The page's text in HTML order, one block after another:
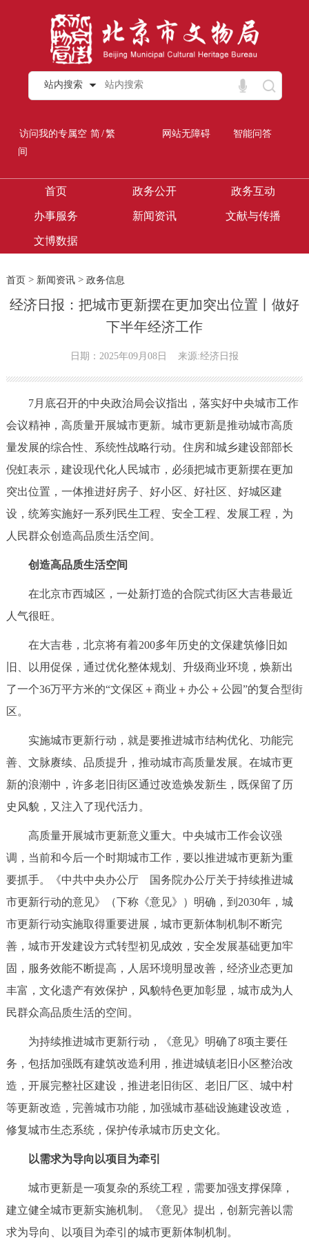
站内搜索
访问我的专属空
间
简/繁 网站无障碍 智能问答
首页 政务公开 政务互动
办事服务 新闻资讯 文献与传播
文博数据
首页> 新闻资讯> 政务信息
经济日报：把城市更新摆在更加突出位置丨做好
下半年经济工作
日期：2025年09月08日 来源:经济日报
7月底召开的中央政治局会议指出，落实好中央城市工作
会议精神，高质量开展城市更新。城市更新是推动城市高质
量发展的综合性、系统性战略行动。住房和城乡建设部部长
倪虹表示，建设现代化人民城市，必须把城市更新摆在更加
突出位置，一体推进好房子、好小区、好社区、好城区建
设，统筹实施好一系列民生工程、安全工程、发展工程，为
人民群众创造高品质生活空间。
创造高品质生活空间
在北京市西城区，一处新打造的合院式街区大吉巷最近
人气很旺。
在大吉巷，北京将有着200多年历史的文保建筑修旧如
旧、以用促保，通过优化整体规划、升级商业环境，焕新出
了一个36万平方米的“文保区＋商业＋办公＋公园”的复合型街
区。
实施城市更新行动，就是要推进城市结构优化、功能完
善、文脉赓续、品质提升，推动城市高质量发展。在城市更
新的浪潮中，许多老旧街区通过改造焕发新生，既保留了历
史风貌，又注入了现代活力。
高质量开展城市更新意义重大。中央城市工作会议强
调，当前和今后一个时期城市工作，要以推进城市更新为重
要抓手。《中共中央办公厅 国务院办公厅关于持续推进城
市更新行动的意见》（下称《意见》）明确，到2030年，城
市更新行动实施取得重要进展，城市更新体制机制不断完
善，城市开发建设方式转型初见成效，安全发展基础更加牢
固，服务效能不断提高，人居环境明显改善，经济业态更加
丰富，文化遗产有效保护，风貌特色更加彰显，城市成为人
民群众高品质生活的空间。
为持续推进城市更新行动，《意见》明确了8项主要任
务，包括加强既有建筑改造利用，推进城镇老旧小区整治改
造，开展完整社区建设，推进老旧街区、老旧厂区、城中村
等更新改造，完善城市功能，加强城市基础设施建设改造，
修复城市生态系统，保护传承城市历史文化。
以需求为导向以项目为牵引
城市更新是一项复杂的系统工程，需要加强支撑保障，
建立健全城市更新实施机制。《意见》提出，创新完善以需
求为导向、以项目为牵引的城市更新体制机制。